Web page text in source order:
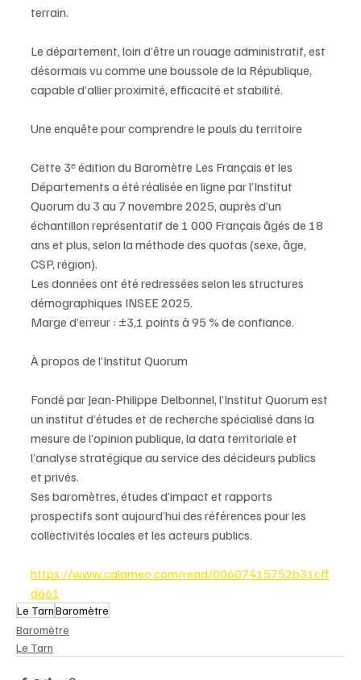
terrain.
Le département, loin d’être un rouage administratif, est
désormais vu comme une boussole de la République,
capable d’allier proximité, efficacité et stabilité.
Une enquête pour comprendre le pouls du territoire
Cette 3ᵉ édition du Baromètre Les Français et les
Départements a été réalisée en ligne par l’Institut
Quorum du 3 au 7 novembre 2025, auprès d’un
échantillon représentatif de 1 000 Français âgés de 18
ans et plus, selon la méthode des quotas (sexe, âge,
CSP, région).
Les données ont été redressées selon les structures
démographiques INSEE 2025.
Marge d’erreur : ±3,1 points à 95 % de confiance.
À propos de l’Institut Quorum
Fondé par Jean-Philippe Delbonnel, l’Institut Quorum est
un institut d’études et de recherche spécialisé dans la
mesure de l’opinion publique, la data territoriale et
l’analyse stratégique au service des décideurs publics
et privés.
Ses baromètres, études d’impact et rapports
prospectifs sont aujourd’hui des références pour les
collectivités locales et les acteurs publics.
https://www.calameo.com/read/00607415752b31cff
d661
Le TarnBaromètre
Baromètre
Le Tarn